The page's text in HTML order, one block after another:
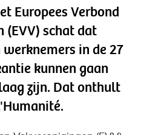
Europees Verbond
(EVV) schat dat
in de 27
kunnen gaan
zijn. Dat onthult